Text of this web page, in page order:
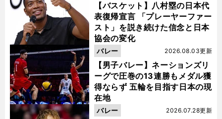
【バスケット】八村塁の日本代
表復帰宣言 「プレーヤーファー
スト」を説き続けた信念と日本
協会の変化
【男子バレー】ネーションズリ
ーグで圧巻の13連勝もメダル獲
得ならず 五輪を目指す日本の現
在地
2026.08.03更新
バレー
2026.07.28更新
バレー